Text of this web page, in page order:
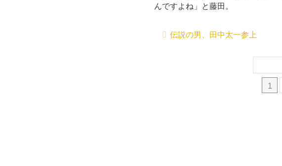
んですよね」と藤田。
伝説の男、田中太一参上
1